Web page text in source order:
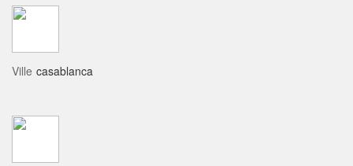
Ville casablanca